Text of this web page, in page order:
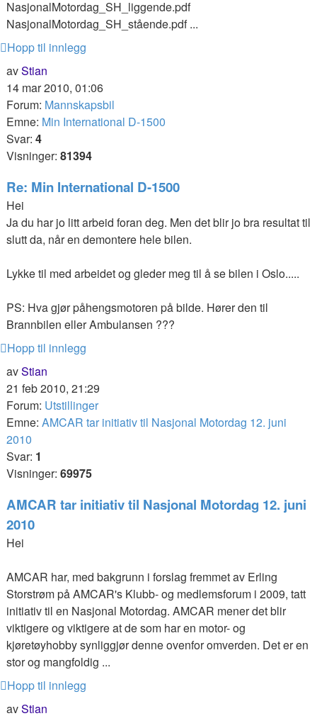
NasjonalMotordag_SH_liggende.pdf
NasjonalMotordag_SH_stående.pdf ...
Hopp til innlegg
avStian
14 mar 2010, 01:06
Forum: Mannskapsbil
Emne: Min International D-1500
Svar: 4
Visninger: 81394
Re: Min International D-1500
Hei
Ja du har jo litt arbeid foran deg. Men det blir jo bra resultat til
slutt da, når en demontere hele bilen.
Lykke til med arbeidet og gleder meg til å se bilen i Oslo.....
PS: Hva gjør påhengsmotoren på bilde. Hører den til
Brannbilen eller Ambulansen ???
Hopp til innlegg
avStian
21 feb 2010, 21:29
Forum: Utstillinger
Emne: AMCAR tar initiativ til Nasjonal Motordag 12. juni
2010
Svar: 1
Visninger: 69975
AMCAR tar initiativ til Nasjonal Motordag 12. juni
2010
Hei
AMCAR har, med bakgrunn i forslag fremmet av Erling
Storstrøm på AMCAR's Klubb- og medlemsforum i 2009, tatt
initiativ til en Nasjonal Motordag. AMCAR mener det blir
viktigere og viktigere at de som har en motor- og
kjøretøyhobby synliggjør denne ovenfor omverden. Det er en
stor og mangfoldig ...
Hopp til innlegg
avStian